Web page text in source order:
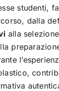
studenti,
dalla
alla